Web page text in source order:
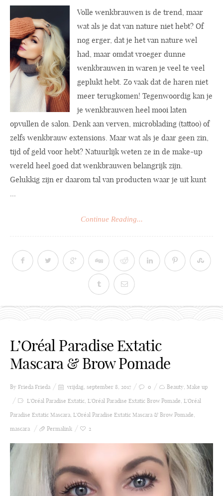
Volle wenkbrauwen is de trend, maar
wat als je dat van nature niet hebt? Of
nog erger, dat je het van nature wel
had, maar omdat vroeger dunne
wenkbrauwen in waren je veel te veel
geplukt hebt. Zo vaak dat de haren niet
meer terugkomen! Tegenwoordig kan je
je wenkbrauwen heel mooi laten
opvullen de salon. Denk aan verven, microblading (tattoo) of
zelfs wenkbrauw extensions. Maar wat als je daar geen zin,
tijd of geld voor hebt? Natuurlijk weten ze in de make-up
wereld heel goed dat wenkbrauwen belangrijk zijn.
Gelukkig zijn er daarom tal van producten waar je uit kunt
...
Continue Reading...
L’Oréal Paradise Extatic
Mascara & Brow Pomade
By Frieda Frieda vrijdag, september 8, 2017 0 Beauty Make up
L'Oréal Paradise Extatic L'Oréal Paradise Extatic Brow Pomade L'Oréal
Paradise Extatic Mascara L'Oréal Paradise Extatic Mascara & Brow Pomade
mascara
Permalink 2